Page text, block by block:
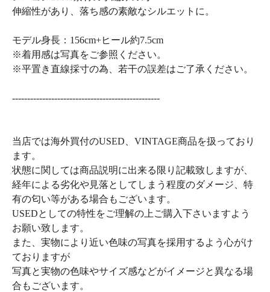
伸縮性があり、落ち感の素敵なシルエットに。
モデル身長：156cm+ヒール約7.5cm
※着用感は写真をご参照ください。
※平置き直線採寸の為、若干の誤差はご了承ください。
-------------------------------------------------
当店では海外買付のUSED、VINTAGE商品を扱っており
ます。
状態に関しては商品説明に出来る限り記載致しますが、
経年による劣化や見落としてしまう程度のダメージ、特
有の匂い等がある場合もございます。
USEDとしての特性をご理解の上ご購入下さいますよう
お願い致します。
また、実物により近い色味の写真を採用するよう心がけ
ておりますが
写真と実物の色味やサイズ感などがイメージと異なる場
合もございます。